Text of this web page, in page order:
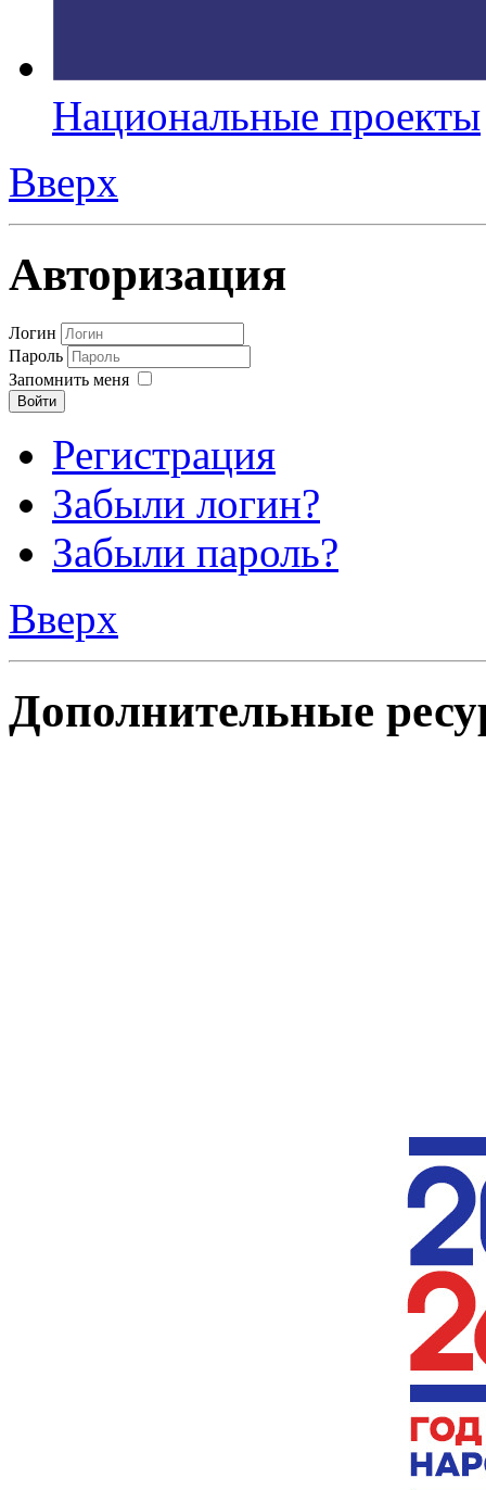
Национальные проекты
Вверх
Авторизация
Логин
Пароль
Запомнить меня
Войти
Регистрация
Забыли логин?
Забыли пароль?
Вверх
Дополнительные